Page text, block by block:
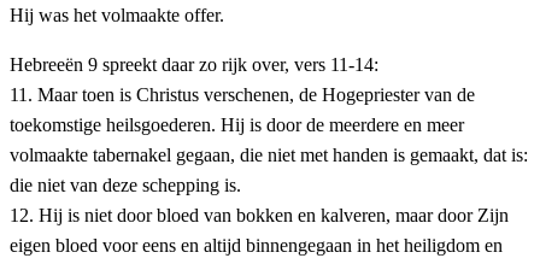
Hij was het volmaakte offer.
Hebreeën 9 spreekt daar zo rijk over, vers 11-14:
11. Maar toen is Christus verschenen, de Hogepriester van de
toekomstige heilsgoederen. Hij is door de meerdere en meer
volmaakte tabernakel gegaan, die niet met handen is gemaakt, dat is:
die niet van deze schepping is.
12. Hij is niet door bloed van bokken en kalveren, maar door Zijn
eigen bloed voor eens en altijd binnengegaan in het heiligdom en